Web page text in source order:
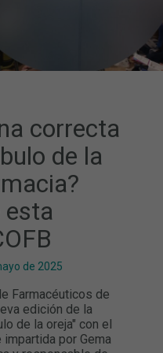
correcta
de la
esta
de 2025
Farmacéuticos de
edición de la
de la oreja" con el
por Gema